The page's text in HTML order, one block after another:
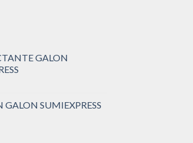
GALON
GALON SUMIEXPRESS